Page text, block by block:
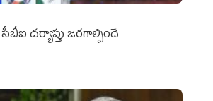
దర్యాప్తు జరగాల్సిందే